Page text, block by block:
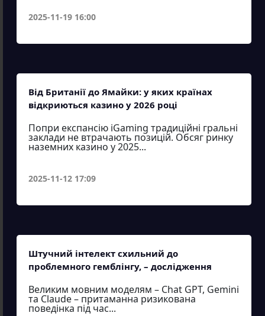
2025-11-19 16:00
Від Британії до Ямайки: у яких країнах
відкриються казино у 2026 році
Попри експансію iGaming традиційні гральні
заклади не втрачають позицій. Обсяг ринку
наземних казино у 2025...
2025-11-12 17:09
Штучний інтелект схильний до
проблемного гемблінгу, – дослідження
Великим мовним моделям – Chat GPT, Gemini
та Claude – притаманна ризикована
поведінка під час...